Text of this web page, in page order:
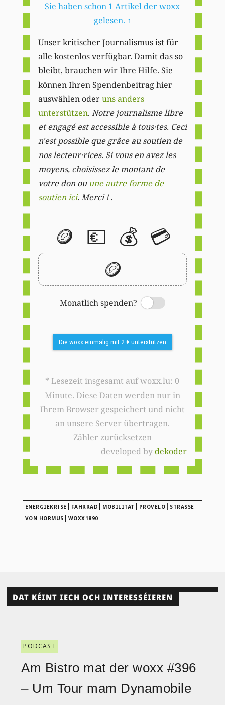
Sie haben schon 1 Artikel der woxx
gelesen. ↑
Unser kritischer Journalismus ist für
alle kostenlos verfügbar. Damit das so
bleibt, brauchen wir Ihre Hilfe. Sie
können Ihren Spendenbeitrag hier
auswählen oderuns anders
unterstützen. Notre journalisme libre
et engagé est accessible à tous·tes. Ceci
n'est possible que grâce au soutien de
nos lecteur·rices. Si vous en avez les
moyens, choisissez le montant de
votre don ou une autre forme de
soutien ici. Merci ! .
🪙 💶 💰 💳
🪙
Monatlich spenden?
Switch
Die woxx einmalig mit 2 € unterstützen
* Lesezeit insgesamt auf woxx.lu: 0
Minute. Diese Daten werden nur in
Ihrem Browser gespeichert und nicht
an unsere Server übertragen.
Zähler zurücksetzen
developed bydekoder
ENERGIEKRISE | FAHRRAD | MOBILITÄT | PROVELO | STRASSE V
ON HORMUS
| WOXX1890
DAT KÉINT IECH OCH INTERESSÉIEREN
PODCAST
Am Bistro mat der woxx #396
– Um Tour mam Dynamobile